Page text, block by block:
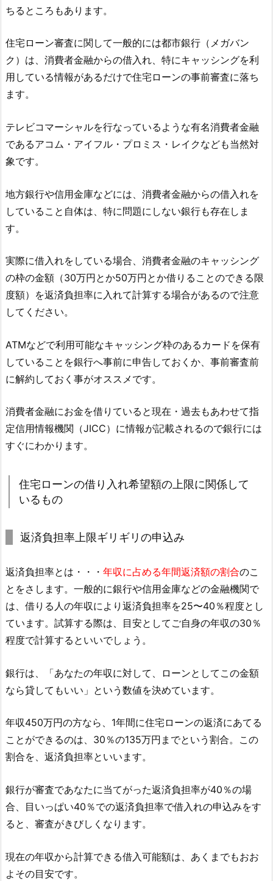
ちるところもあります。
住宅ローン審査に関して一般的には都市銀行（メガバン
ク）は、消費者金融からの借入れ、特にキャッシングを利
用している情報があるだけで住宅ローンの事前審査に落ち
ます。
テレビコマーシャルを行なっているような有名消費者金融
であるアコム・アイフル・プロミス・レイクなども当然対
象です。
地方銀行や信用金庫などには、消費者金融からの借入れを
していること自体は、特に問題にしない銀行も存在しま
す。
実際に借入れをしている場合、消費者金融のキャッシング
の枠の金額（30万円とか50万円とか借りることのできる限
度額）を返済負担率に入れて計算する場合があるので注意
してください。
ATMなどで利用可能なキャッシング枠のあるカードを保有
していることを銀行へ事前に申告しておくか、事前審査前
に解約しておく事がオススメです。
消費者金融にお金を借りていると現在・過去もあわせて指
定信用情報機関（JICC）に情報が記載されるので銀行には
すぐにわかります。
住宅ローンの借り入れ希望額の上限に関係して
いるもの
返済負担率上限ギリギリの申込み
返済負担率とは・・・ 年収に占める年間返済額の割合のこ
とをさします。一般的に銀行や信用金庫などの金融機関で
は、借りる人の年収により返済負担率を25〜40％程度とし
ています。試算する際は、目安としてご自身の年収の30％
程度で計算するといいでしょう。
銀行は、「あなたの年収に対して、ローンとしてこの金額
なら貸してもいい」という数値を決めています。
年収450万円の方なら、1年間に住宅ローンの返済にあてる
ことができるのは、30％の135万円までという割合。この
割合を、返済負担率といいます。
銀行が審査であなたに当てがった返済負担率が40％の場
合、目いっぱい40％での返済負担率で借入れの申込みをす
ると、審査がきびしくなります。
現在の年収から計算できる借入可能額は、あくまでもおお
よその目安です。